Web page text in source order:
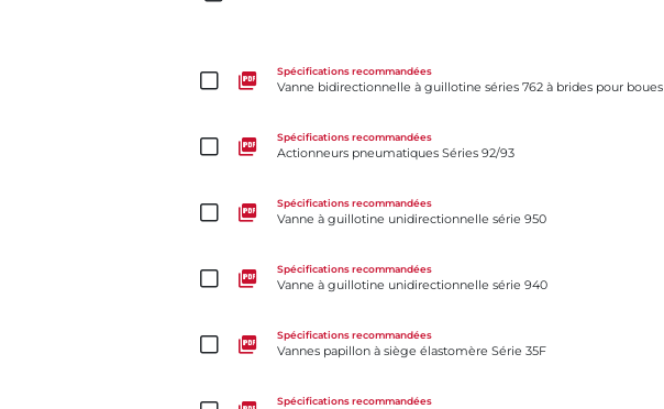
Spécifications recommandées
Vanne bidirectionnelle à guillotine séries 762 à brides pour boues
Spécifications recommandées
Actionneurs pneumatiques Séries 92/93
Spécifications recommandées
Vanne à guillotine unidirectionnelle série 950
Spécifications recommandées
Vanne à guillotine unidirectionnelle série 940
Spécifications recommandées
Vannes papillon à siège élastomère Série 35F
Spécifications recommandées